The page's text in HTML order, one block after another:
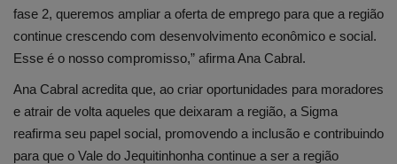
fase 2, queremos ampliar a oferta de emprego para que a região
continue crescendo com desenvolvimento econômico e social.
Esse é o nosso compromisso,” afirma Ana Cabral.
Ana Cabral acredita que, ao criar oportunidades para moradores
e atrair de volta aqueles que deixaram a região, a Sigma
reafirma seu papel social, promovendo a inclusão e contribuindo
para que o Vale do Jequitinhonha continue a ser a região